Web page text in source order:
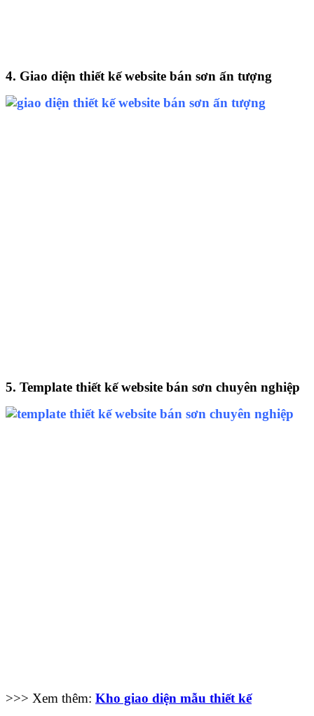
4. Giao diện thiết kế website bán sơn ấn tượng
5. Template thiết kế website bán sơn chuyên nghiệp
>>> Xem thêm: Kho giao diện mẫu thiết kế